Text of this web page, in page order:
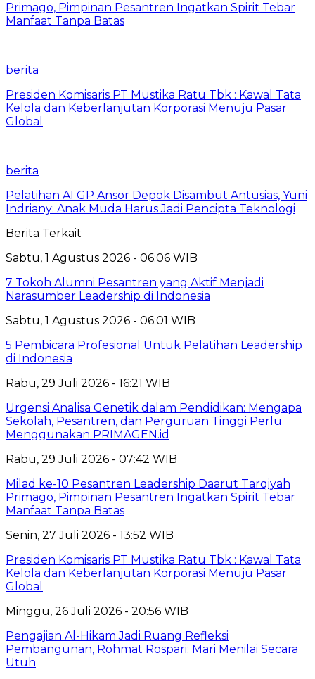
Primago, Pimpinan Pesantren Ingatkan Spirit Tebar
Manfaat Tanpa Batas
berita
Presiden Komisaris PT Mustika Ratu Tbk : Kawal Tata
Kelola dan Keberlanjutan Korporasi Menuju Pasar
Global
berita
Pelatihan AI GP Ansor Depok Disambut Antusias, Yuni
Indriany: Anak Muda Harus Jadi Pencipta Teknologi
Berita Terkait
Sabtu, 1 Agustus 2026 - 06:06 WIB
7 Tokoh Alumni Pesantren yang Aktif Menjadi
Narasumber Leadership di Indonesia
Sabtu, 1 Agustus 2026 - 06:01 WIB
5 Pembicara Profesional Untuk Pelatihan Leadership
di Indonesia
Rabu, 29 Juli 2026 - 16:21 WIB
Urgensi Analisa Genetik dalam Pendidikan: Mengapa
Sekolah, Pesantren, dan Perguruan Tinggi Perlu
Menggunakan PRIMAGEN.id
Rabu, 29 Juli 2026 - 07:42 WIB
Milad ke-10 Pesantren Leadership Daarut Tarqiyah
Primago, Pimpinan Pesantren Ingatkan Spirit Tebar
Manfaat Tanpa Batas
Senin, 27 Juli 2026 - 13:52 WIB
Presiden Komisaris PT Mustika Ratu Tbk : Kawal Tata
Kelola dan Keberlanjutan Korporasi Menuju Pasar
Global
Minggu, 26 Juli 2026 - 20:56 WIB
Pengajian Al-Hikam Jadi Ruang Refleksi
Pembangunan, Rohmat Rospari: Mari Menilai Secara
Utuh